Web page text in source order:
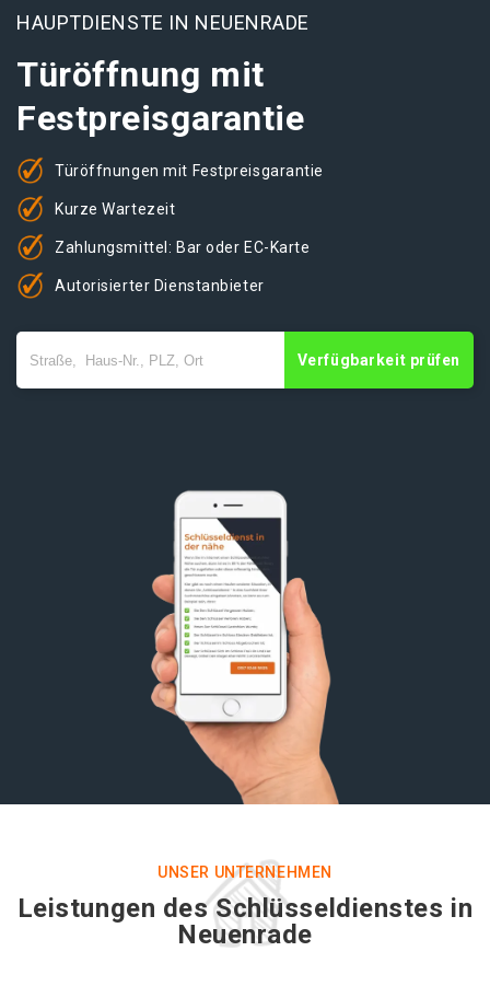
HAUPTDIENSTE IN NEUENRADE
Türöffnung mit
Festpreisgarantie
Türöffnungen mit Festpreisgarantie
Kurze Wartezeit
Zahlungsmittel: Bar oder EC-Karte
Autorisierter Dienstanbieter
Verfügbarkeit prüfen
UNSER UNTERNEHMEN
Leistungen des Schlüsseldienstes in
Neuenrade